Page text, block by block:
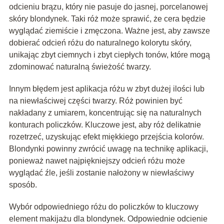
odcieniu brązu, który nie pasuje do jasnej, porcelanowej
skóry blondynek. Taki róż może sprawić, że cera będzie
wyglądać ziemiście i zmęczona. Ważne jest, aby zawsze
dobierać odcień różu do naturalnego kolorytu skóry,
unikając zbyt ciemnych i zbyt ciepłych tonów, które mogą
zdominować naturalną świeżość twarzy.
Innym błędem jest aplikacja różu w zbyt dużej ilości lub
na niewłaściwej części twarzy. Róż powinien być
nakładany z umiarem, koncentrując się na naturalnych
konturach policzków. Kluczowe jest, aby róż delikatnie
rozetrzeć, uzyskując efekt miękkiego przejścia kolorów.
Blondynki powinny zwrócić uwagę na technikę aplikacji,
ponieważ nawet najpiękniejszy odcień różu może
wyglądać źle, jeśli zostanie nałożony w niewłaściwy
sposób.
Wybór odpowiedniego różu do policzków to kluczowy
element makijażu dla blondynek. Odpowiednie odcienie